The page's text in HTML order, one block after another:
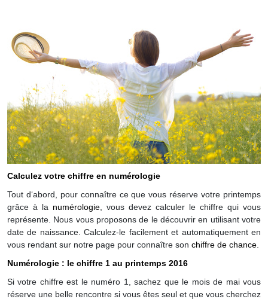
Calculez votre chiffre en numérologie
Tout d‘abord, pour connaître ce que vous réserve votre printemps
grâce à la numérologie , vous devez calculer le chiffre qui vous
représente. Nous vous proposons de le découvrir en utilisant votre
date de naissance. Calculez-le facilement et automatiquement en
vous rendant sur notre page pour connaître son chiffre de chance
Numérologie : le chiffre 1 au printemps 2016
Si votre chiffre est le numéro 1, sachez que le mois de mai vous
réserve une belle rencontre si vous êtes seul et que vous cherchez